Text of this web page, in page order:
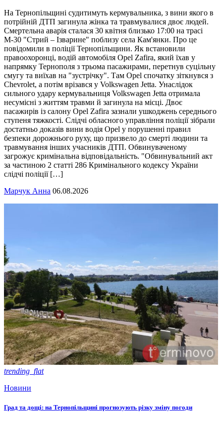
На Тернопільщині судитимуть кермувальника, з вини якого в
потрійній ДТП загинула жінка та травмувалися двоє людей.
Смертельна аварія сталася 30 квітня близько 17:00 на трасі
М-30 "Стрий – Ізварине" поблизу села Кам'янки. Про це
повідомили в поліції Тернопільщини. Як встановили
правоохоронці, водій автомобіля Opel Zafira, який їхав у
напрямку Тернополя з трьома пасажирами, перетнув суцільну
смугу та виїхав на "зустрічку". Там Opel спочатку зіткнувся з
Chevrolet, а потім врізався у Volkswagen Jetta. Унаслідок
сильного удару кермувальниця Volkswagen Jetta отримала
несумісні з життям травми й загинула на місці. Двоє
пасажирів із салону Opel Zafira зазнали ушкоджень середнього
ступеня тяжкості. Слідчі обласного управління поліції зібрали
достатньо доказів вини водія Opel у порушенні правил
безпеки дорожнього руху, що призвело до смерті людини та
травмування інших учасників ДТП. Обвинуваченому
загрожує кримінальна відповідальність. "Обвинувальний акт
за частиною 2 статті 286 Кримінального кодексу України
слідчі поліції […]
Марчук Анна 06.08.2026
trending_flat
Новини
Град та дощі: на Тернопільщині прогнозують різку зміну погоди